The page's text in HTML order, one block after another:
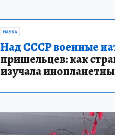
НАУКА
Над СССР военные
пришельцев: как
изучала